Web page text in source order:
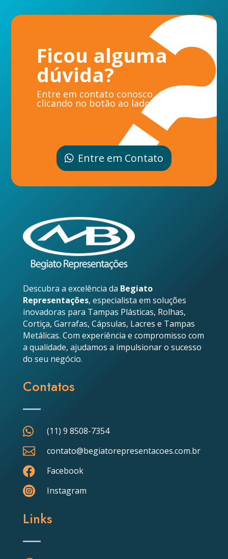
Ficou alguma
dúvida?
Entre em contato conosco
clicando no botão ao lado.
Entre em Contato
Descubra a excelência da Begiato
Representações, especialista em soluções
inovadoras para Tampas Plásticas, Rolhas,
Cortiça, Garrafas, Cápsulas, Lacres e Tampas
Metálicas. Com experiência e compromisso com
a qualidade, ajudamos a impulsionar o sucesso
do seu negócio.
Contatos
 (11) 9 8508-7354
 contato@begiatorepresentacoes.com.br
 Facebook
 Instagram
Links